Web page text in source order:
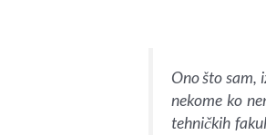
Ono što sam,
nekome ko
tehničkih